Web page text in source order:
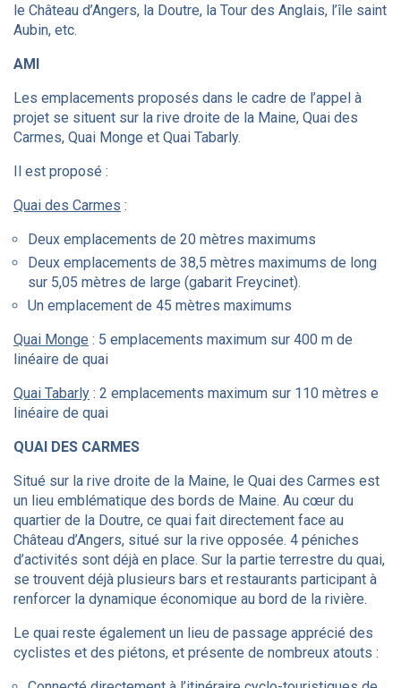
le Château d’Angers, la Doutre, la Tour des Anglais, l’île saint
Aubin, etc.
AMI
Les emplacements proposés dans le cadre de l’appel à
projet se situent sur la rive droite de la Maine, Quai des
Carmes, Quai Monge et Quai Tabarly.
Il est proposé :
Quai des Carmes :
Deux emplacements de 20 mètres maximums
Deux emplacements de 38,5 mètres maximums de long
sur 5,05 mètres de large (gabarit Freycinet).
Un emplacement de 45 mètres maximums
Quai Monge : 5 emplacements maximum sur 400 m de
linéaire de quai
Quai Tabarly : 2 emplacements maximum sur 110 mètres e
linéaire de quai
QUAI DES CARMES
Situé sur la rive droite de la Maine, le Quai des Carmes est
un lieu emblématique des bords de Maine. Au cœur du
quartier de la Doutre, ce quai fait directement face au
Château d’Angers, situé sur la rive opposée. 4 péniches
d’activités sont déjà en place. Sur la partie terrestre du quai,
se trouvent déjà plusieurs bars et restaurants participant à
renforcer la dynamique économique au bord de la rivière.
Le quai reste également un lieu de passage apprécié des
cyclistes et des piétons, et présente de nombreux atouts :